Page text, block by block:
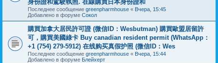
身份證和駕駛執照. 在線購買日本身份證和
Последнее сообщение greenpharmhouse « Вчера, 15:45
Добавлено в форуме Сокол
購買加拿大居民許可證 (微信ID：Wesbutman) 購買歐盟居留許
可，購買美國綠卡 Buy canadian resident permit (WhatsApp：
+1 (754) 279-5912) 在线购买真假护照 (微信ID：Wes
Последнее сообщение greenpharmhouse « Вчера, 15:44
Добавлено в форуме Блейхерт